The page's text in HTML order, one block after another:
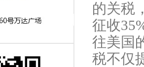
的关税
征收
往美国
税不仅